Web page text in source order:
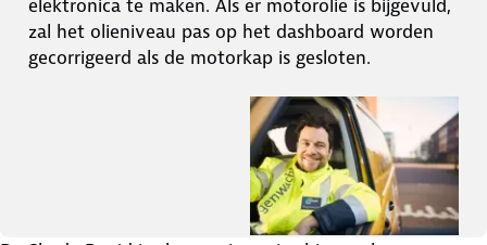
elektronica te maken. Als er motorolie is bijgevuld,
zal het olieniveau pas op het dashboard worden
gecorrigeerd als de motorkap is gesloten.